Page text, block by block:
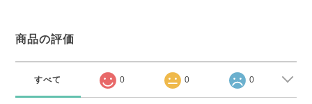
商品の評価
すべて 0 0 0